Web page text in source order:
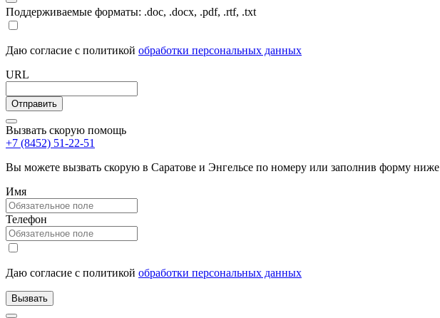
Поддерживаемые форматы: .doc, .docx, .pdf, .rtf, .txt
Даю согласие с политикой обработки персональных данных
URL
Вызвать скорую помощь
+7 (8452) 51-22-51
Вы можете вызвать скорую в Саратове и Энгельсе по номеру или заполнив форму ниже
Имя
Телефон
Даю согласие с политикой обработки персональных данных